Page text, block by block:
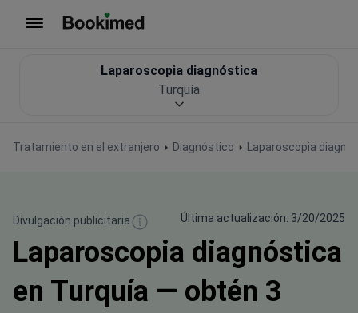
Tratamiento en el extranjero Diagnóstico Laparoscopia
Laparoscopia diagnóstica
Turquía
Divulgación publicitaria Última actualización: 3/20/2025
Laparoscopia diagnóstica
en Turquía — obtén 3